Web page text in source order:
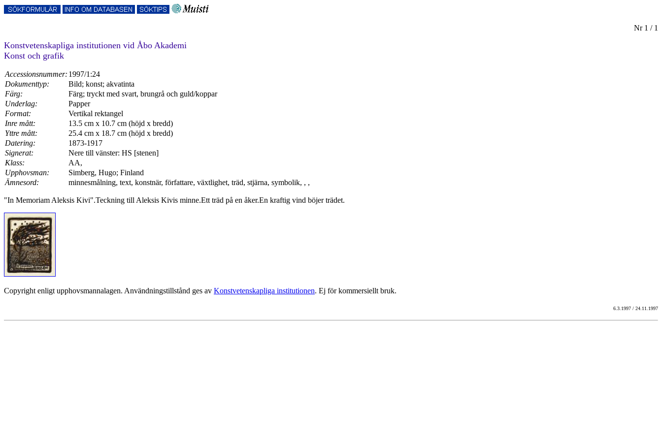
Nr 1 / 1
Konstvetenskapliga institutionen vid Åbo Akademi
Konst och grafik
Accessionsnummer: 1997/1:24
Dokumenttyp:
Bild; konst; akvatinta
Färg:
Färg; tryckt med svart, brungrå och guld/koppar
Underlag:
Papper
Format:
Vertikal rektangel
Inre mått:
13.5 cm x 10.7 cm (höjd x bredd)
Yttre mått:
25.4 cm x 18.7 cm (höjd x bredd)
Datering:
1873-1917
Signerat:
Nere till vänster: HS [stenen]
Klass:
AA,
Upphovsman:
Simberg, Hugo; Finland
Ämnesord:
minnesmålning, text, konstnär, författare, växtlighet, träd, stjärna, symbolik, , ,
"In Memoriam Aleksis Kivi".Teckning till Aleksis Kivis minne.Ett träd på en åker.En kraftig vind böjer trädet.
Copyright enligt upphovsmannalagen. Användningstillstånd ges av Konstvetenskapliga institutionen. Ej för kommersiellt bruk.
6.3.1997 / 24.11.1997